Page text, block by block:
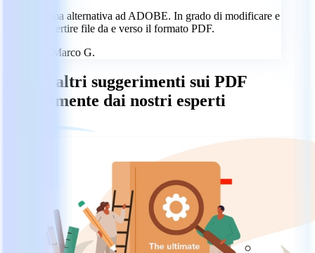
Ottima alternativa ad ADOBE. In grado di modificare e
convertire file da e verso il formato PDF.
Marco G.
Ricevi altri suggerimenti sui PDF
direttamente dai nostri esperti